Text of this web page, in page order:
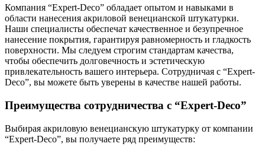
Компания “Expert-Deco” обладает опытом и навыками в
области нанесения акриловой венецианской штукатурки.
Наши специалисты обеспечат качественное и безупречное
нанесение покрытия, гарантируя равномерность и гладкость
поверхности. Мы следуем строгим стандартам качества,
чтобы обеспечить долговечность и эстетическую
привлекательность вашего интерьера. Сотрудничая с “Expert-
Deco”, вы можете быть уверены в качестве нашей работы.
Преимущества сотрудничества с “Expert-Deco”
Выбирая акриловую венецианскую штукатурку от компании
“Expert-Deco”, вы получаете ряд преимуществ: